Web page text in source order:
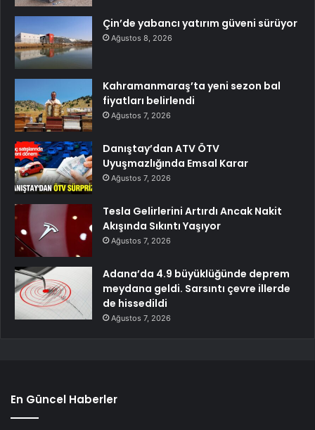
Çin’de yabancı yatırım güveni sürüyor
Ağustos 8, 2026
Kahramanmaraş’ta yeni sezon bal
fiyatları belirlendi
Ağustos 7, 2026
Danıştay’dan ATV ÖTV
Uyuşmazlığında Emsal Karar
Ağustos 7, 2026
Tesla Gelirlerini Artırdı Ancak Nakit
Akışında Sıkıntı Yaşıyor
Ağustos 7, 2026
Adana’da 4.9 büyüklüğünde deprem
meydana geldi. Sarsıntı çevre illerde
de hissedildi
Ağustos 7, 2026
En Güncel Haberler